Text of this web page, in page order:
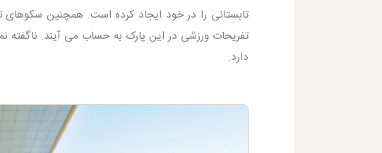
تابستانی را در خود ایجاد کرده است. همچنین
تفریحات ورزشی در این پارک به حساب می آیند. ناگفته
دارد.